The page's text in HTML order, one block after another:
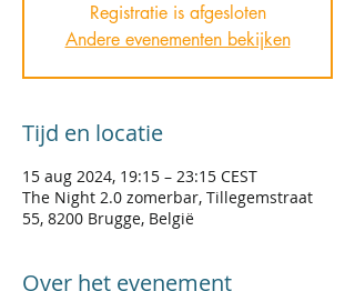
Registratie is afgesloten
Andere evenementen bekijken
Tijd en locatie
15 aug 2024, 19:15 – 23:15 CEST
The Night 2.0 zomerbar, Tillegemstraat
55, 8200 Brugge, België
Over het evenement